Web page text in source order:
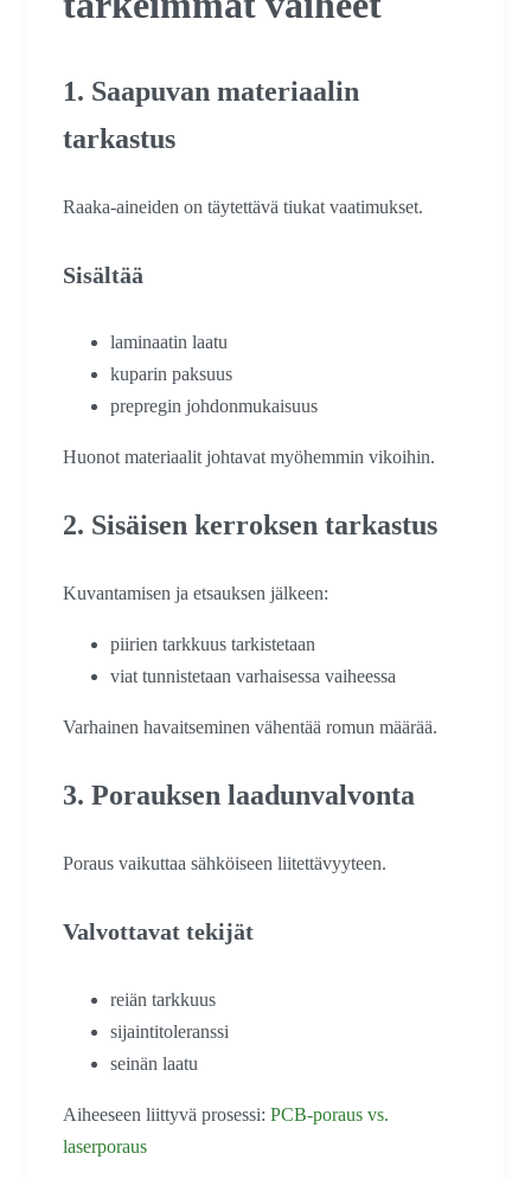
1. Saapuvan materiaalin
tarkastus
Raaka-aineiden on täytettävä tiukat vaatimukset.
Sisältää
laminaatin laatu
kuparin paksuus
prepregin johdonmukaisuus
Huonot materiaalit johtavat myöhemmin vikoihin.
2. Sisäisen kerroksen tarkastus
Kuvantamisen ja etsauksen jälkeen:
piirien tarkkuus tarkistetaan
viat tunnistetaan varhaisessa vaiheessa
Varhainen havaitseminen vähentää romun määrää.
3. Porauksen laadunvalvonta
Poraus vaikuttaa sähköiseen liitettävyyteen.
Valvottavat tekijät
reiän tarkkuus
sijaintitoleranssi
seinän laatu
Aiheeseen liittyvä prosessi: PCB-poraus vs.
laserporaus